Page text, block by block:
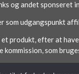
og andet sponseret
som udgangspunkt
produkt, efter at
kommission, som